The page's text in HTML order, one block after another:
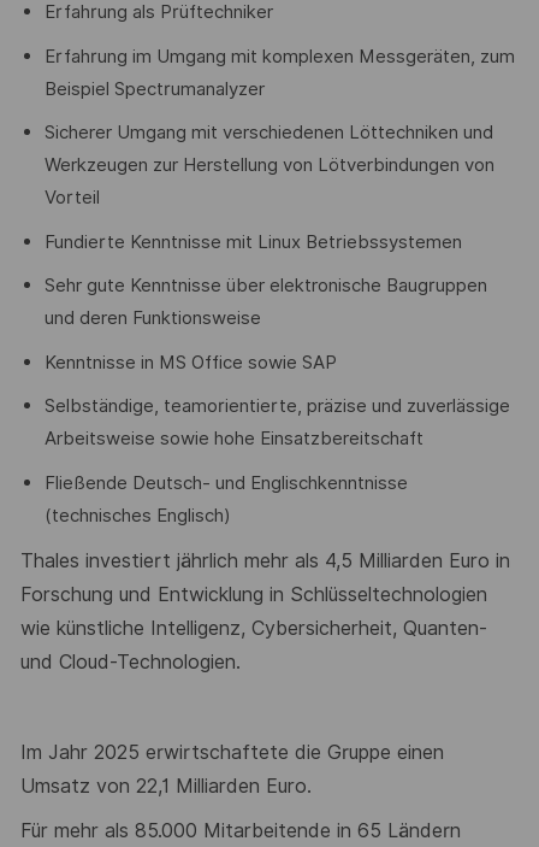
Erfahrung als Prüftechniker
Erfahrung im Umgang mit komplexen Messgeräten, zum
Beispiel Spectrumanalyzer
Sicherer Umgang mit verschiedenen Löttechniken und
Werkzeugen zur Herstellung von Lötverbindungen von
Vorteil
Fundierte Kenntnisse mit Linux Betriebssystemen
Sehr gute Kenntnisse über elektronische Baugruppen
und deren Funktionsweise
Kenntnisse in MS Office sowie SAP
Selbständige, teamorientierte, präzise und zuverlässige
Arbeitsweise sowie hohe Einsatzbereitschaft
Fließende Deutsch- und Englischkenntnisse
(technisches Englisch)
Thales investiert jährlich mehr als 4,5 Milliarden Euro in
Forschung und Entwicklung in Schlüsseltechnologien
wie künstliche Intelligenz, Cybersicherheit, Quanten-
und Cloud-Technologien.
Im Jahr 2025 erwirtschaftete die Gruppe einen
Umsatz von 22,1 Milliarden Euro.
Für mehr als 85.000 Mitarbeitende in 65 Ländern